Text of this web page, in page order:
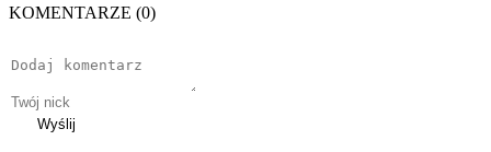
KOMENTARZE (0)
Wyślij